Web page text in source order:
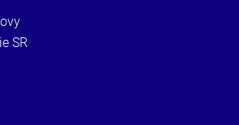
SR